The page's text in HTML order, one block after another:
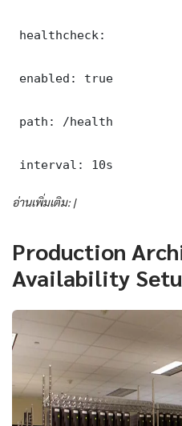
healthcheck:
enabled: true
path: /health
interval: 10s
อ่านเพิ่มเติม: |
Production
Availability